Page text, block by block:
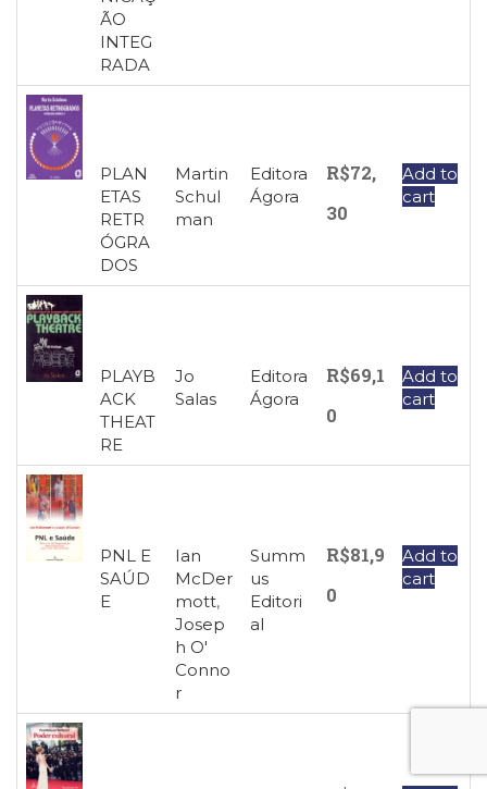
ÃO
INTEG
RADA
PLAN
ETAS
RETR
ÓGRA
DOS
Martin
Schul
man
Editora
Ágora
R$72,
30
Add to
cart
PLAYB
ACK
THEAT
RE
Jo
Salas
Editora
Ágora
R$69,1
0
Add to
cart
PNL E
SAÚD
E
Ian
McDer
mott,
Josep
h O'
Conno
r
Summ
us
Editori
al
R$81,9
0
Add to
cart